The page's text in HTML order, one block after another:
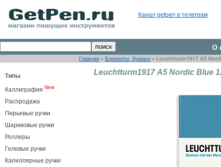
Канал getpen в телеграм
О
Главная » Блокноты, бумага » Leuchtturm1917 А5
Типы
Каллиграфия New
Распродажа
Перьевые ручки
Шариковые ручки
Роллеры
Гелевые ручки
Капиллярные ручки
Leuchtturm1917 А5 Nordic Blue